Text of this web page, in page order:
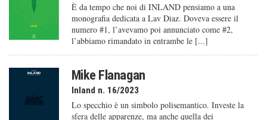
È da tempo che noi di INLAND pensiamo a una
monografia dedicata a Lav Diaz. Doveva essere il
numero #1, l’avevamo poi annunciato come #2,
l’abbiamo rimandato in entrambe le [...]
Mike Flanagan
Inland n. 16/2023
Lo specchio è un simbolo polisemantico. Investe la
sfera delle apparenze, ma anche quella dei